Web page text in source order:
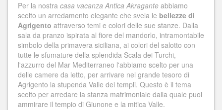
Per la nostra casa vacanza Antica Akragante abbiamo
scelto un arredamento elegante che svela le bellezze di
Agrigento attraverso temi e colori delle sue stanze. Dalla
sala da pranzo ispirata al fiore del mandorlo, intramontabile
simbolo della primavera siciliana, ai colori del salotto con
tutte le sfumature della splendida Scala dei Turchi,
l'azzurro del Mar Mediterraneo l'abbiamo scelto per una
delle camere da letto, per arrivare nel grande tesoro di
Agrigento la stupenda Valle dei templi. Questo è il tema
scelto per arredare la stanza matrimoniale dalla quale puoi
ammirare il tempio di Giunone e la mitica Valle.